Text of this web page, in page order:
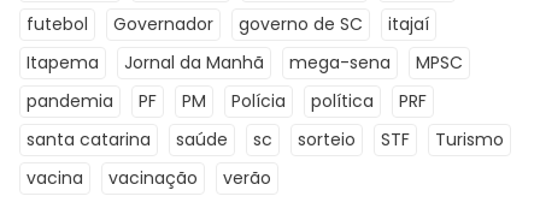
futebol
Governador governo de SC
itajaí
Itapema
Jornal da Manhã mega-sena
MPSC
pandemia
PF PM Polícia política
PRF
santa catarina
saúde sc sorteio STF
Turismo
vacina
vacinação verão